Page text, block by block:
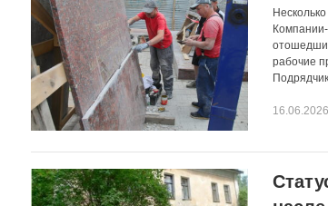
рабочие
16.06.2026